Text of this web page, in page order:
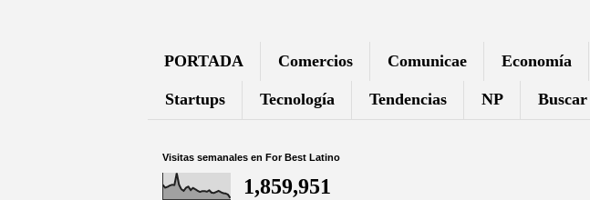
PORTADA Comercios Comunicae Economía
Startups Tecnología Tendencias NP
Visitas semanales en For Best Latino
1,859,951